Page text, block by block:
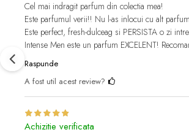
Cel mai indragit parfum din colectia mea!
Este parfumul verii!! Nu l-as inlocui cu alt
Este perfect, fresh-dulceag si PERSISTA o zi
Intense Men este un parfum EXCELENT!
Raspunde
A fost util acest review?
Achizitie verificata